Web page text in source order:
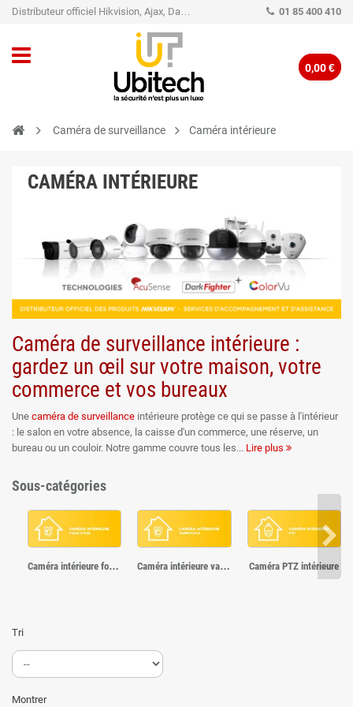
Distributeur officiel Hikvision, Ajax, Dahua, TP-Link - Caméra de vidéo surveillance - Alarme 01 85 400 410
0,00 €
Caméra de surveillance Caméra intérieure
CAMÉRA INTÉRIEURE
Caméra de surveillance intérieure :
gardez un œil sur votre maison, votre
commerce et vos bureaux
Une caméra de surveillance intérieure protège ce qui se passe à l'intérieur
: le salon en votre absence, la caisse d'un commerce, une réserve, un
bureau ou un couloir. Notre gamme couvre tous les
Lire plus
VIGI
: modèles compacts et discrets, caméras motorisées qui pivotent à
la demande, audio bidirectionnel, détection intelligente et
vision de nuit.
Ubitech est distributeur officiel de ces quatre marques.
Comment choisir une caméra intérieure ?
Posez-vous trois questions. Que voulez-vous voir : un point précis (une
fixe grand angle, une pièce entière
pour rassurer un enfant, dissuader un intrus ou échanger avec un
sur une prise, le PoE s'intègre à une installation de
durable avec enregistreur.
Sous-catégories
Caméra intérieure focale fixe Caméra intérieure varifocale Caméra PTZ intérieure
Tri
Montrer